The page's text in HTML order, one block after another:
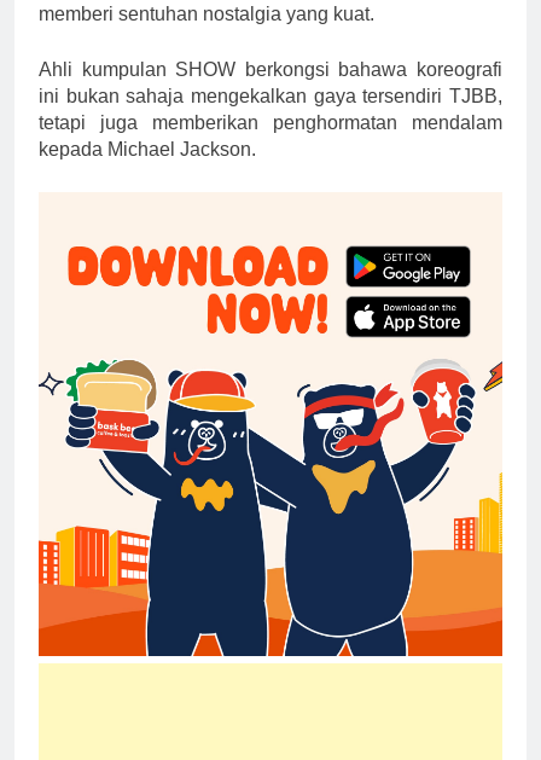
memberi sentuhan nostalgia yang kuat.
Ahli kumpulan SHOW berkongsi bahawa koreografi
ini bukan sahaja mengekalkan gaya tersendiri TJBB,
tetapi juga memberikan penghormatan mendalam
kepada Michael Jackson.